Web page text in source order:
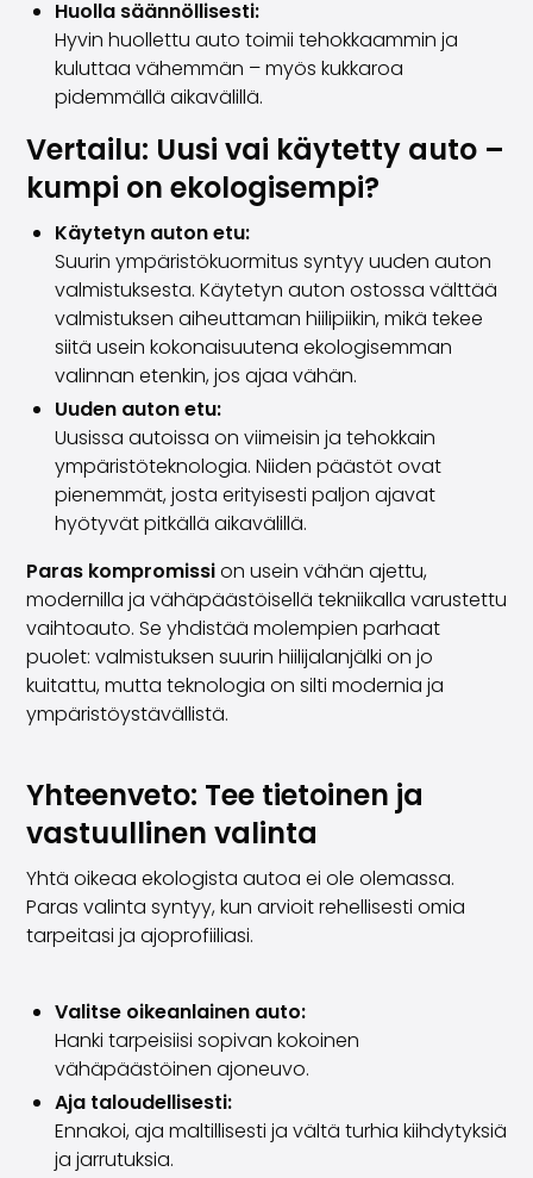
Huolla säännöllisesti:
Hyvin huollettu auto toimii tehokkaammin ja
kuluttaa vähemmän – myös kukkaroa
pidemmällä aikavälillä.
Vertailu: Uusi vai käytetty auto –
kumpi on ekologisempi?
Käytetyn auton etu:
Suurin ympäristökuormitus syntyy uuden auton
valmistuksesta. Käytetyn auton ostossa välttää
valmistuksen aiheuttaman hiilipiikin, mikä tekee
siitä usein kokonaisuutena ekologisemman
valinnan etenkin, jos ajaa vähän.
Uuden auton etu:
Uusissa autoissa on viimeisin ja tehokkain
ympäristöteknologia. Niiden päästöt ovat
pienemmät, josta erityisesti paljon ajavat
hyötyvät pitkällä aikavälillä.
Paras kompromission usein vähän ajettu,
modernilla ja vähäpäästöisellä tekniikalla varustettu
vaihtoauto. Se yhdistää molempien parhaat
puolet: valmistuksen suurin hiilijalanjälki on jo
kuitattu, mutta teknologia on silti modernia ja
ympäristöystävällistä.
Yhteenveto: Tee tietoinen ja
vastuullinen valinta
Yhtä oikeaa ekologista autoa ei ole olemassa.
Paras valinta syntyy, kun arvioit rehellisesti omia
tarpeitasi ja ajoprofiiliasi.
Valitse oikeanlainen auto:
Hanki tarpeisiisi sopivan kokoinen
vähäpäästöinen ajoneuvo.
Aja taloudellisesti:
Ennakoi, aja maltillisesti ja vältä turhia kiihdytyksiä
ja jarrutuksia.